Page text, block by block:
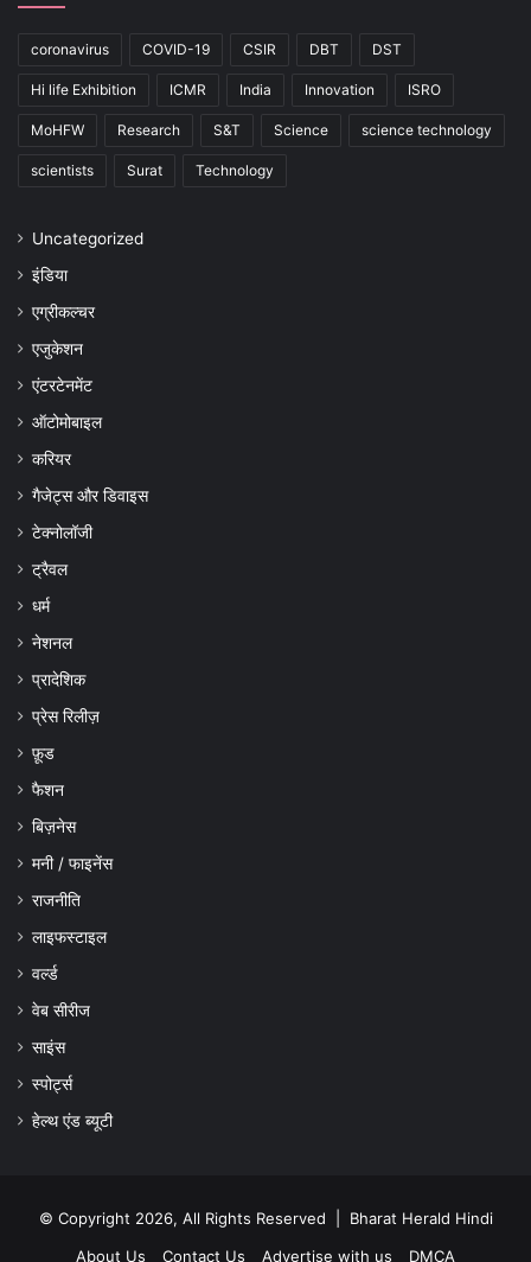
coronavirus COVID-19 CSIR DBT DST
Hi life Exhibition ICMR India Innovation ISRO
MoHFW Research S&T Science science technology
scientists Surat Technology
Uncategorized
इंडिया
एग्रीकल्चर
एजुकेशन
एंटरटेनमेंट
ऑटोमोबाइल
करियर
गैजेट्स और डिवाइस
टेक्नोलॉजी
ट्रैवल
धर्म
नेशनल
प्रादेशिक
प्रेस रिलीज़
फ़ूड
फैशन
बिज़नेस
मनी / फाइनेंस
राजनीति
लाइफस्टाइल
वर्ल्ड
वेब सीरीज
साइंस
स्पोर्ट्स
हेल्थ एंड ब्यूटी
© Copyright 2026, All Rights Reserved | Bharat Herald Hindi
About Us
Contact Us Advertise with us DMCA